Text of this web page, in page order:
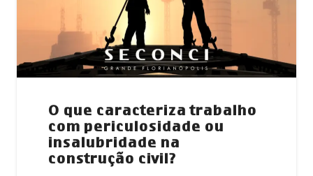
O que caracteriza trabalho
com periculosidade ou
insalubridade na
construção civil?